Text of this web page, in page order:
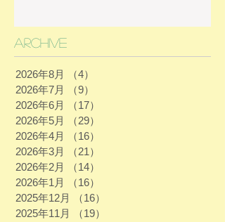
Archive
2026年8月 （4）
2026年7月
（9）
2026年6月
（17）
2026年5月
（29）
2026年4月
（16）
2026年3月
（21）
2026年2月
（14）
2026年1月
（16）
2025年12月
（16）
2025年11月
（19）